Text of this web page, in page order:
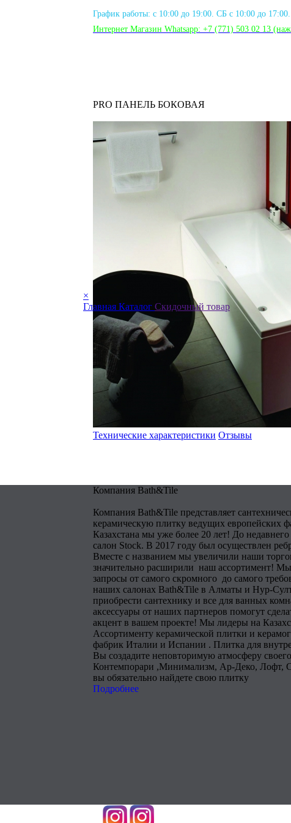
График работы: с 10:00 до 19:00. СБ с 10:00 до
Интернет Магазин Whatsapp: +7 (771) 503 02 13
×
Главная Каталог Скидочный товар
PRO ПАНЕЛЬ БОКОВАЯ
Технические характеристики Отзывы
Компания Bath&Tile
Компания Bath&Tile представляет
керамическую плитку ведущих европейских
Казахстана мы уже более 20 лет! До
салон Stock. В 2017 году был осуществлен
Вместе с названием мы увеличили наши
значительно расширили наш ассортимент! Мы
запросы от самого скромного до самого
наших салонах Bath&Tile в Алматы и Нур-
приобрести сантехнику и все для ванных
аксессуары от наших партнеров помогут
акцент в вашем проекте! Мы лидеры на
Ассортименту керамической плитки и
фабрик Италии и Испании . Плитка для
Вы создадите неповторимую атмосферу
Контемпорари ,Минимализм, Ар-Деко, Лофт,
вы обязательно найдете свою плитку
Подробнее